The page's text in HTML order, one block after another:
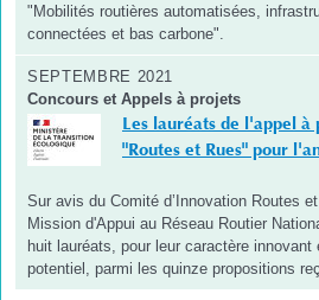
"Mobilités routières automatisées,
connectées et bas carbone".
SEPTEMBRE 2021
Concours et Appels à projets
Les lauréats de l'appel
"Routes et Rues" pour
Sur avis du Comité d’Innovation Routes
Mission d'Appui au Réseau Routier
huit lauréats, pour leur caractère innovant
potentiel, parmi les quinze propositions